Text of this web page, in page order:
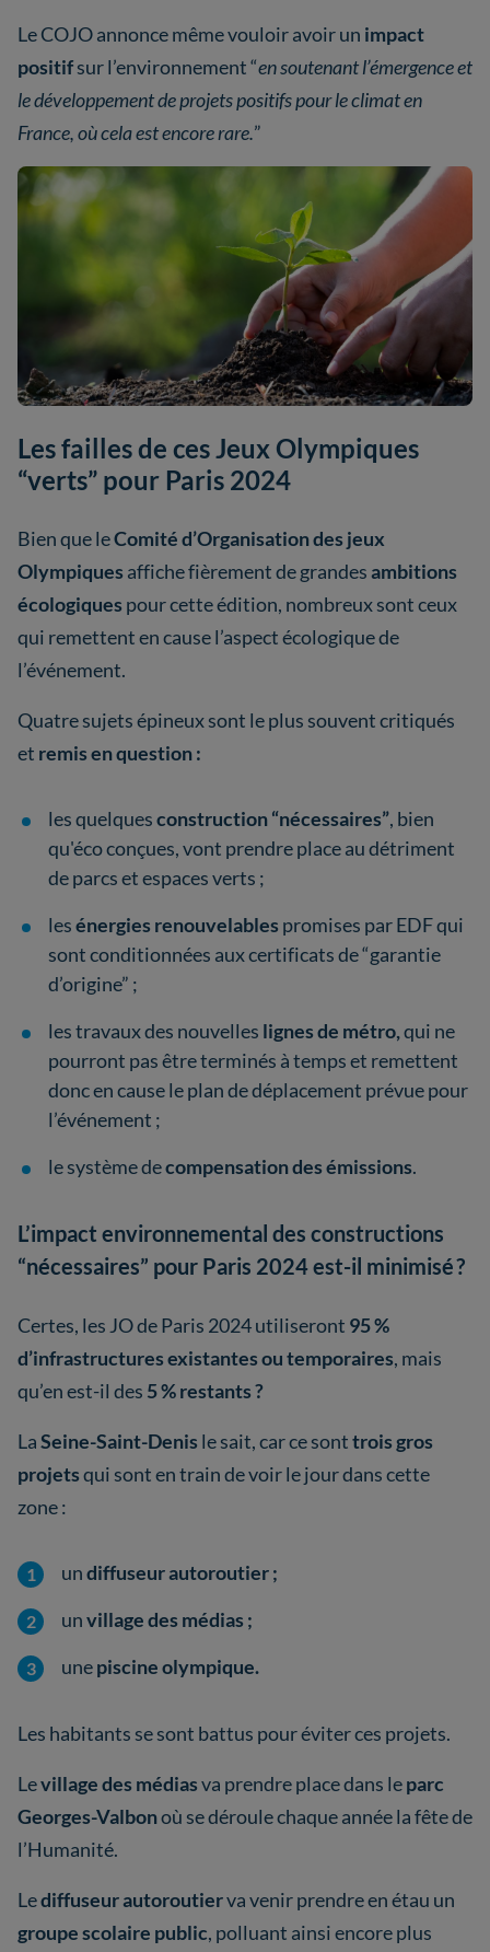
Le COJO annonce même vouloir avoir un impact
positifsur l’environnement “en soutenant l’émergence et
le développement de projets positifs pour le climat en
France, où cela est encore rare.”
Les failles de ces Jeux Olympiques
“verts” pour Paris 2024
Bien que leComité d’Organisation des jeux
Olympiques affiche fièrement de grandesambitions
écologiques pour cette édition, nombreux sont ceux
qui remettent en cause l’aspect écologique de
l’événement.
Quatre sujets épineux sont le plus souvent critiqués
et remis en question :
les quelquesconstruction “nécessaires”, bien
qu'éco conçues, vont prendre place au détriment
de parcs et espaces verts ;
lesénergies renouvelables promises par EDF qui
sont conditionnées aux certificats de “garantie
d’origine” ;
les travaux des nouvelles lignes de métro,qui ne
pourront pas être terminés à temps et remettent
donc en cause le plan de déplacement prévue pour
l’événement ;
le système decompensation des émissions.
L’impact environnemental des constructions
“nécessaires” pour Paris 2024 est-il minimisé ?
Certes, les JO de Paris 2024 utiliseront 95 %
d’infrastructures existantes ou temporaires, mais
qu’en est-il des 5 % restants ?
LaSeine-Saint-Denis le sait, car ce sonttrois gros
projetsqui sont en train de voir le jour dans cette
zone :
undiffuseur autoroutier ;
unvillage des médias ;
unepiscine olympique.
Les habitants se sont battus pour éviter ces projets.
Levillage des médiasva prendre place dans leparc
Georges-Valbonoù se déroule chaque année la fête de
l’Humanité.
Lediffuseur autoroutierva venir prendre en étau un
groupe scolaire public, polluant ainsi encore plus